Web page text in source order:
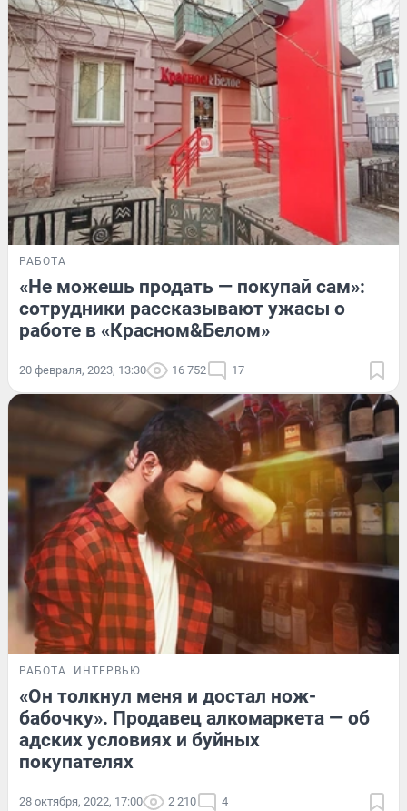
РАБОТА
«Не можешь продать — покупай сам»:
сотрудники рассказывают ужасы о
работе в «Красном&Белом»
20 февраля, 2023, 13:30 16 752 17
РАБОТА ИНТЕРВЬЮ
«Он толкнул меня и достал нож-
бабочку». Продавец алкомаркета — об
адских условиях и буйных
покупателях
28 октября, 2022, 17:00 2 210 4